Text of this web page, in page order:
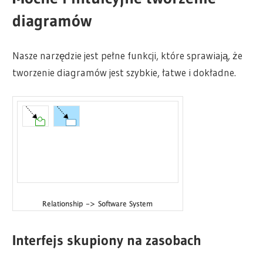
diagramów
Nasze narzędzie jest pełne funkcji, które sprawiają, że
tworzenie diagramów jest szybkie, łatwe i dokładne.
Interfejs skupiony na zasobach